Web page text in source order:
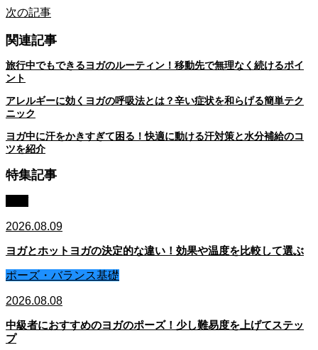
次の記事
関連記事
旅行中でもできるヨガのルーティン！移動先で無理なく続けるポイ
ント
アレルギーに効くヨガの呼吸法とは？辛い症状を和らげる簡単テク
ニック
ヨガ中に汗をかきすぎて困る！快適に動ける汗対策と水分補給のコ
ツを紹介
特集記事
2026.08.09
ヨガとホットヨガの決定的な違い！効果や温度を比較して選ぶ
ポーズ・バランス基礎
2026.08.08
中級者におすすめのヨガのポーズ！少し難易度を上げてステッ
プ